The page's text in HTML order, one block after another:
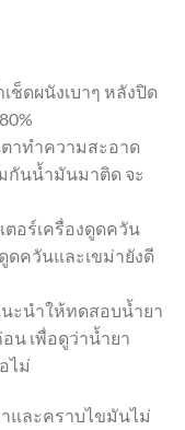
ช็ดผนังเบาๆ หลังปิด
าทำความสะอาด
กันน้ำมันมาติด จะ
ตอร์เครื่องดูดควัน
ดควันและเขม่ายังดี
ะนำให้ทดสอบน้ำยา
น เพื่อดูว่าน้ำยา
ไม่
และคราบไขมันไม่